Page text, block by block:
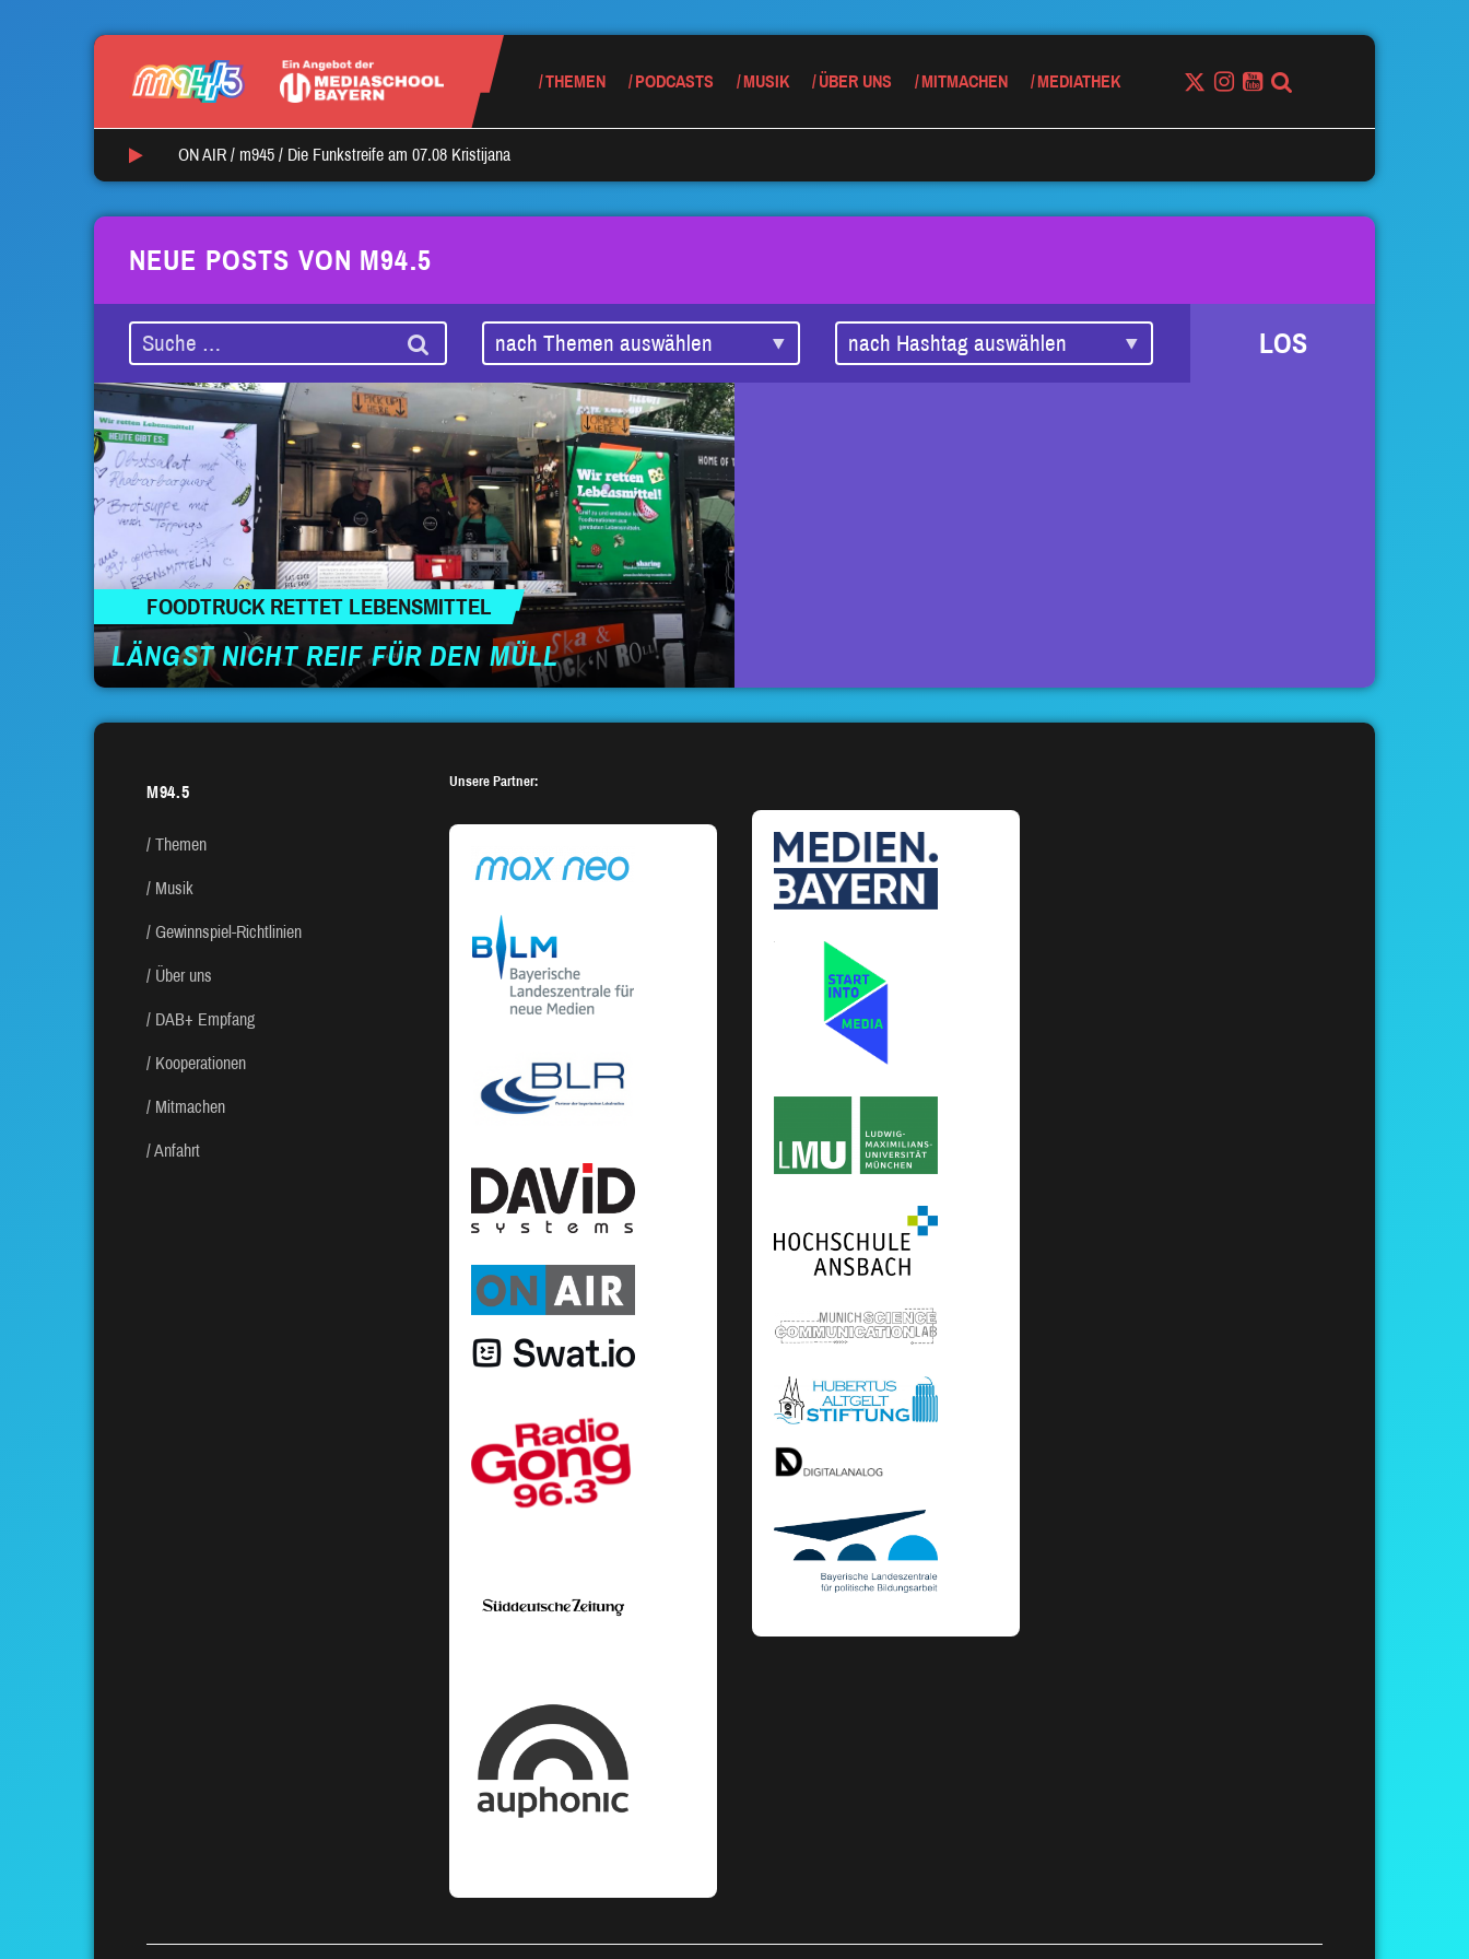
THEMEN PODCASTS MUSIK ÜBER UNS MITMACHEN MEDIATHEK
ON AIR / m945 / Die Funkstreife am 07.08 Kristijana
NEUE POSTS VON M94.5
LOS
FOODTRUCK RETTET LEBENSMITTEL
LÄNGST NICHT REIF FÜR DEN MÜLL
M94.5
Themen
Musik
Gewinnspiel-Richtlinien
Über uns
DAB+ Empfang
Kooperationen
Mitmachen
Anfahrt
Unsere Partner: